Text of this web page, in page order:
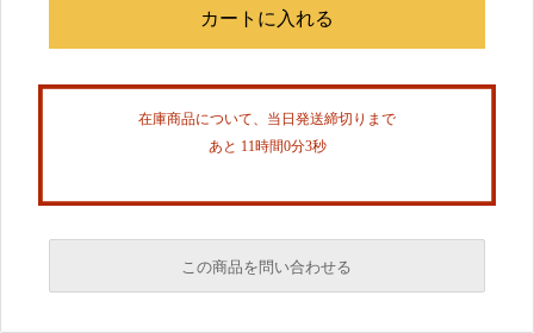
在庫商品について、当日発送締切りまで
あと 11時間0分3秒
この商品を問い合わせる